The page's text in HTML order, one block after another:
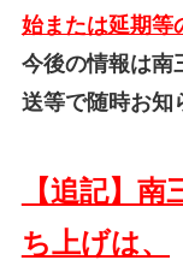
始または延期等
今後の情報は南
送等で随時お知
【追記】
ち上げは、